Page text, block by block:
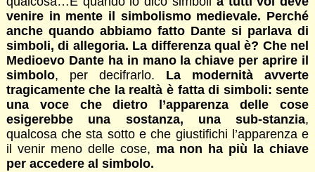
venire in mente il simbolismo medievale. Perché
anche quando abbiamo fatto Dante si parlava di
simboli, di allegoria. La differenza qual è? Che nel
Medioevo Dante ha in mano la chiave per aprire il
simbolo, per decifrarlo. La modernità avverte
tragicamente che la realtà è fatta di simboli: sente
una voce che dietro l’apparenza delle cose
esigerebbe una sostanza, una sub-stanzia,
qualcosa che sta sotto e che giustifichi l’apparenza e
il venir meno delle cose, ma non ha più la chiave
per accedere al simbolo.